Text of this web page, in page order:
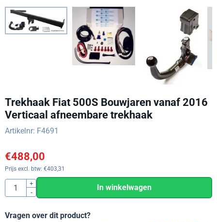
Trekhaak Fiat 500S Bouwjaren vanaf 2016
Verticaal afneembare trekhaak
Artikelnr: F4691
€488,00
Prijs excl. btw: €403,31
Aantal
+
-
In winkelwagen
Vragen over dit product?